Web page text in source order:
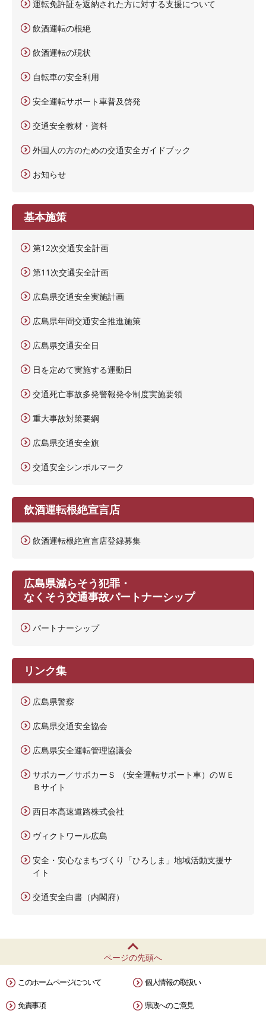
運転免許証を返納された方に対する支援について
飲酒運転の根絶
飲酒運転の現状
自転車の安全利用
安全運転サポート車普及啓発
交通安全教材・資料
外国人の方のための交通安全ガイドブック
お知らせ
基本施策
第12次交通安全計画
第11次交通安全計画
広島県交通安全実施計画
広島県年間交通安全推進施策
広島県交通安全日
日を定めて実施する運動日
交通死亡事故多発警報発令制度実施要領
重大事故対策要綱
広島県交通安全旗
交通安全シンボルマーク
飲酒運転根絶宣言店
飲酒運転根絶宣言店登録募集
広島県減らそう犯罪・
なくそう交通事故パートナーシップ
パートナーシップ
リンク集
広島県警察
広島県交通安全協会
広島県安全運転管理協議会
サポカー／サポカーＳ （安全運転サポート車）のＷＥ
Ｂサイト
西日本高速道路株式会社
ヴィクトワール広島
安全・安心なまちづくり「ひろしま」地域活動支援サ
イト
交通安全白書（内閣府）
ページの先頭へ
このホームページについて 個人情報の取扱い
免責事項 県政へのご意見